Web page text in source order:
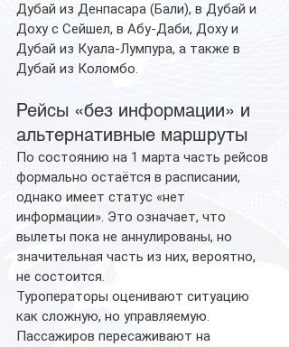
Дубай из Денпасара (Бали), в Дубай и
Доху с Сейшел, в Абу-Даби, Доху и
Дубай из Куала-Лумпура, а также в
Дубай из Коломбо.
Рейсы «без информации» и
альтернативные маршруты
По состоянию на 1 марта часть рейсов
формально остаётся в расписании,
однако имеет статус «нет
информации». Это означает, что
вылеты пока не аннулированы, но
значительная часть из них, вероятно,
не состоится.
Туроператоры оценивают ситуацию
как сложную, но управляемую.
Пассажиров пересаживают на